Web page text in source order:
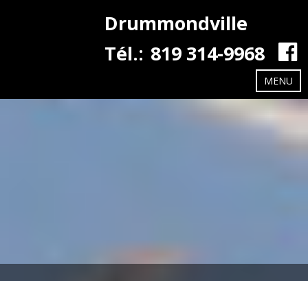
Drummondville
Tél.: 819 314-9968
MENU